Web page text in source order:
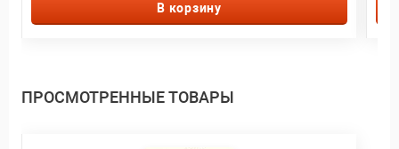
В корзину
ПРОСМОТРЕННЫЕ ТОВАРЫ